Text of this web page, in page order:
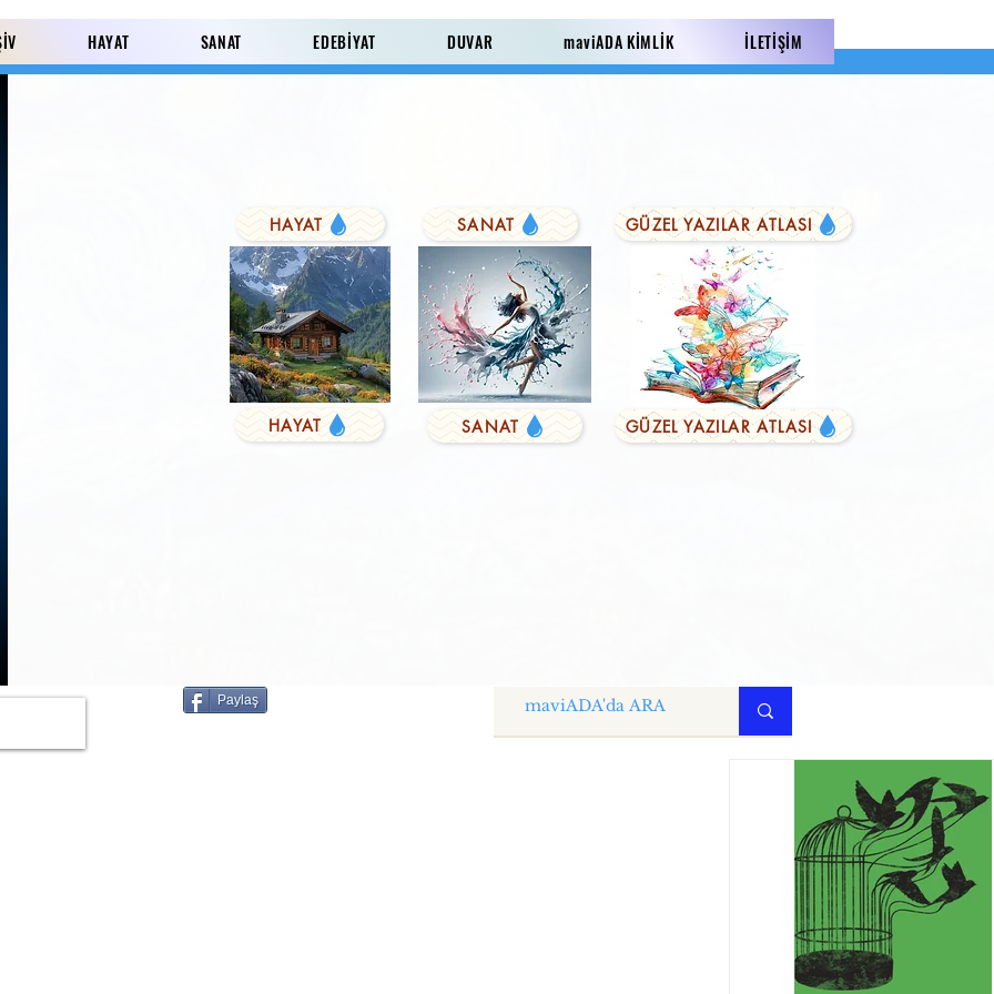
HAYAT SANAT EDEBİYAT DUVAR maviADA KİMLİK İLETİŞİM
Derviş'in Duası FARKLI YAZILAR
Paylaş
Paylaş
HAYAT
HAYAT
SANAT
SANAT
GÜZEL YAZILAR ATLASI
GÜZEL YAZILAR ATLASI